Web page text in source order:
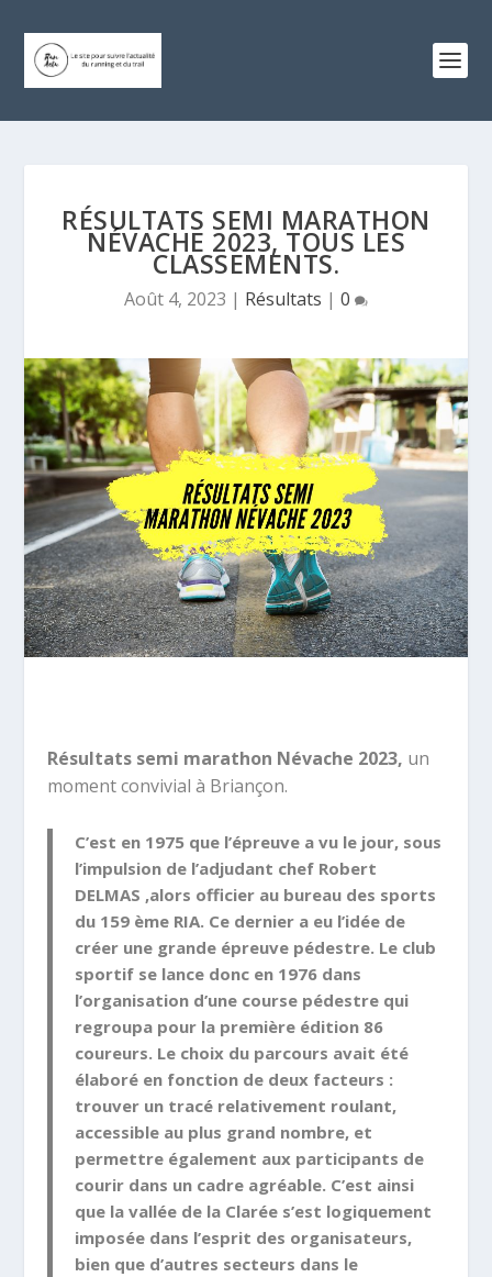
RÉSULTATS SEMI MARATHON
NÉVACHE 2023, TOUS LES
CLASSEMENTS.
Août 4, 2023 | Résultats | 0
Résultats semi marathon Névache 2023, un
moment convivial à Briançon.
C’est en 1975 que l’épreuve a vu le jour, sous
l’impulsion de l’adjudant chef Robert
DELMAS ,alors officier au bureau des sports
du 159 ème RIA. Ce dernier a eu l’idée de
créer une grande épreuve pédestre. Le club
sportif se lance donc en 1976 dans
l’organisation d’une course pédestre qui
regroupa pour la première édition 86
coureurs. Le choix du parcours avait été
élaboré en fonction de deux facteurs :
trouver un tracé relativement roulant,
accessible au plus grand nombre, et
permettre également aux participants de
courir dans un cadre agréable. C’est ainsi
que la vallée de la Clarée s’est logiquement
imposée dans l’esprit des organisateurs,
bien que d’autres secteurs dans le